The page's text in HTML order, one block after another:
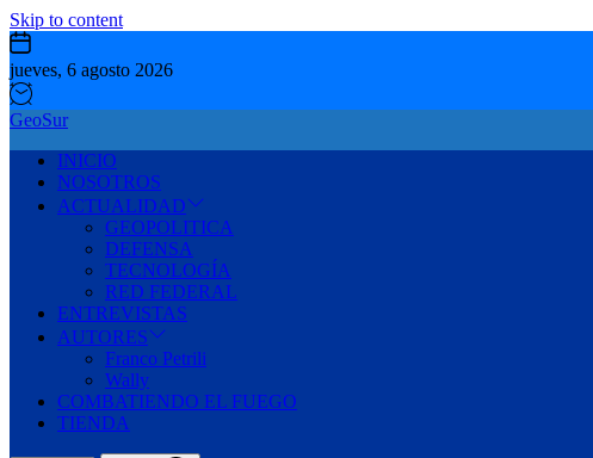
Skip to content
jueves, 6 agosto 2026
GeoSur
INICIO
NOSOTROS
ACTUALIDAD
GEOPOLITICA
DEFENSA
TECNOLOGÍA
RED FEDERAL
ENTREVISTAS
AUTORES
Franco Petrili
Wally
COMBATIENDO EL FUEGO
TIENDA